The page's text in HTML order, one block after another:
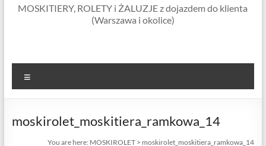
okienne |
ramkowe i
drzwiowe
MOSKITIERY, ROLETY i ŻALUZJE z dojazdem do klienta
(Warszawa i okolice)
moskirolet_moskitiera_ramkowa_14
You are here: MOSKIROLET > moskirolet_moskitiera_ramkowa_14